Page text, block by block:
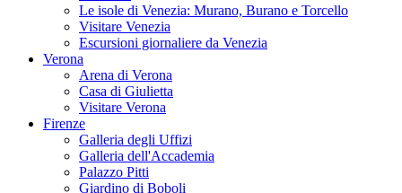
Le isole di Venezia: Murano, Burano e Torcello
Visitare Venezia
Escursioni giornaliere da Venezia
Verona
Arena di Verona
Casa di Giulietta
Visitare Verona
Firenze
Galleria degli Uffizi
Galleria dell'Accademia
Palazzo Pitti
Giardino di Boboli